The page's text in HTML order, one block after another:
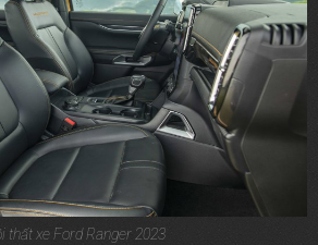
thất xe Ford Ranger 2023